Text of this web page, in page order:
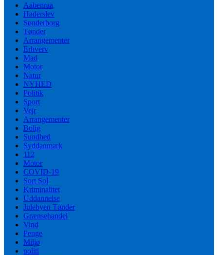
Aabenraa
Haderslev
Sønderborg
Tønder
Arrangementer
Erhverv
Mad
Motor
Natur
NYHED
Politik
Sport
Vejr
Arrangementer
Bolig
Sundhed
Syddanmark
112
Motor
COVID-19
Sort Sol
Kriminalitet
Uddannelse
Julebyen Tønder
Grænsehandel
Vind
Penge
Miljø
politi